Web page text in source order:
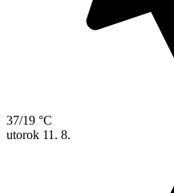
37/19 °C
utorok 11. 8.